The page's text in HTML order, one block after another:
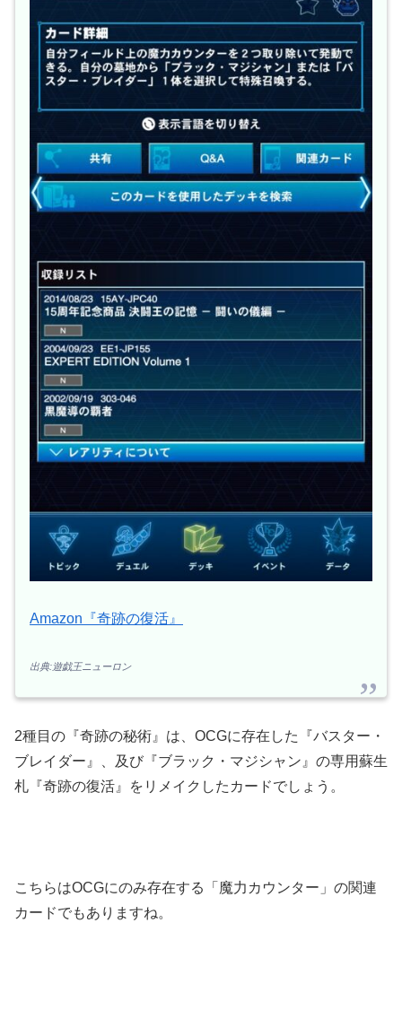
Amazon『奇跡の復活』
出典:遊戯王ニューロン
2種目の『奇跡の秘術』は、OCGに存在した『バスター・
ブレイダー』、及び『ブラック・マジシャン』の専用蘇生
札『奇跡の復活』をリメイクしたカードでしょう。
こちらはOCGにのみ存在する「魔力カウンター」の関連
カードでもありますね。